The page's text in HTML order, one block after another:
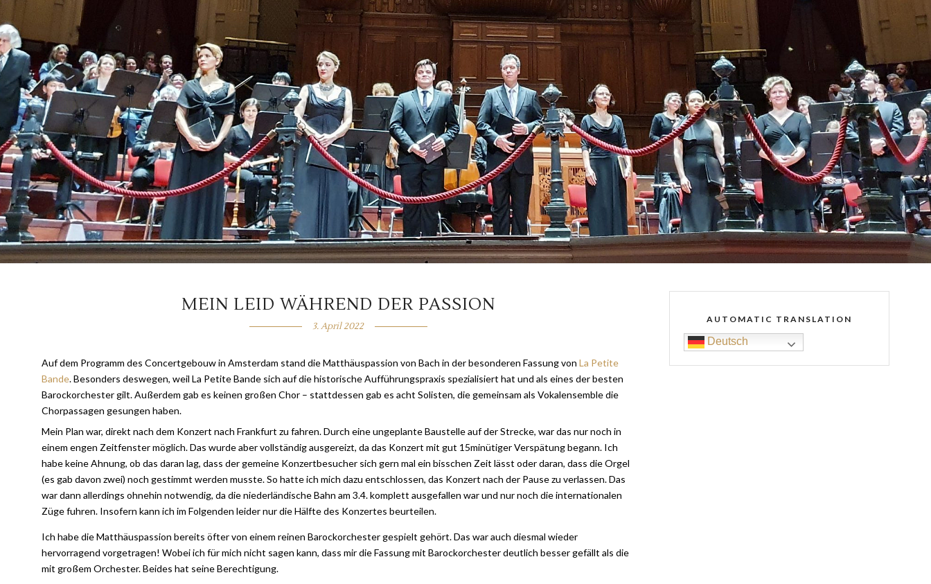
MEIN LEID WÄHREND DER PASSION
3. April 2022
Auf dem Programm des Concertgebouw in Amsterdam stand die Matthäuspassion von Bach in der besonderen Fassung von La Petite
Bande. Besonders deswegen, weil La Petite Bande sich auf die historische Aufführungspraxis spezialisiert hat und als eines der besten
Barockorchester gilt. Außerdem gab es keinen großen Chor – stattdessen gab es acht Solisten, die gemeinsam als Vokalensemble die
Chorpassagen gesungen haben.
Mein Plan war, direkt nach dem Konzert nach Frankfurt zu fahren. Durch eine ungeplante Baustelle auf der Strecke, war das nur noch in
einem engen Zeitfenster möglich. Das wurde aber vollständig ausgereizt, da das Konzert mit gut 15minütiger Verspätung begann. Ich
habe keine Ahnung, ob das daran lag, dass der gemeine Konzertbesucher sich gern mal ein bisschen Zeit lässt oder daran, dass die Orgel
(es gab davon zwei) noch gestimmt werden musste. So hatte ich mich dazu entschlossen, das Konzert nach der Pause zu verlassen. Das
war dann allerdings ohnehin notwendig, da die niederländische Bahn am 3.4. komplett ausgefallen war und nur noch die internationalen
Züge fuhren. Insofern kann ich im Folgenden leider nur die Hälfte des Konzertes beurteilen.
Ich habe die Matthäuspassion bereits öfter von einem reinen Barockorchester gespielt gehört. Das war auch diesmal wieder
hervorragend vorgetragen! Wobei ich für mich nicht sagen kann, dass mir die Fassung mit Barockorchester deutlich besser gefällt als die
mit großem Orchester. Beides hat seine Berechtigung.
AUTOMATIC TRANSLATION
Deutsch